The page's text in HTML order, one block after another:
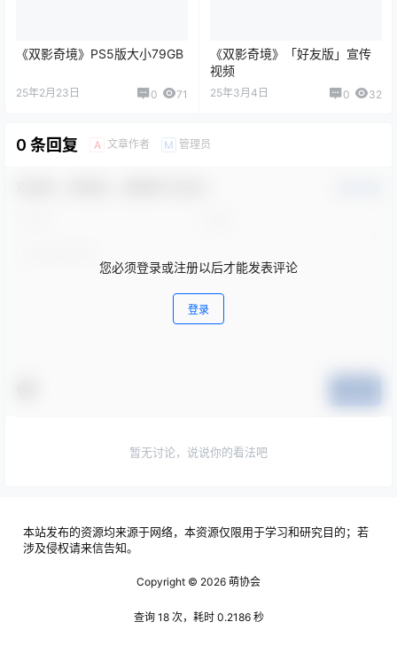
《双影奇境》PS5版大小79GB
25年2月23日 0 71
《双影奇境》「好友版」宣传
视频
25年3月4日 0 32
0 条回复 A 文章作者 M 管理员
您必须登录或注册以后才能发表评论
登录
暂无讨论，说说你的看法吧
本站发布的资源均来源于网络，本资源仅限用于学习和研究目的；若
涉及侵权请来信告知。
Copyright © 2026 萌协会
查询 18 次，耗时 0.2186 秒